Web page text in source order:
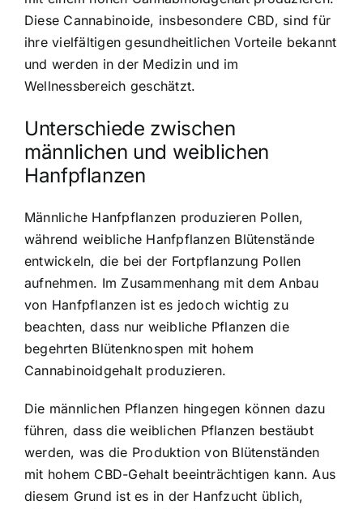
Diese Cannabinoide, insbesondere CBD, sind für
ihre vielfältigen gesundheitlichen Vorteile bekannt
und werden in der Medizin und im
Wellnessbereich geschätzt.
Unterschiede zwischen
männlichen und weiblichen
Hanfpflanzen
Männliche Hanfpflanzen produzieren Pollen,
während weibliche Hanfpflanzen Blütenstände
entwickeln, die bei der Fortpflanzung Pollen
aufnehmen. Im Zusammenhang mit dem Anbau
von Hanfpflanzen ist es jedoch wichtig zu
beachten, dass nur weibliche Pflanzen die
begehrten Blütenknospen mit hohem
Cannabinoidgehalt produzieren.
Die männlichen Pflanzen hingegen können dazu
führen, dass die weiblichen Pflanzen bestäubt
werden, was die Produktion von Blütenständen
mit hohem CBD-Gehalt beeinträchtigen kann. Aus
diesem Grund ist es in der Hanfzucht üblich,